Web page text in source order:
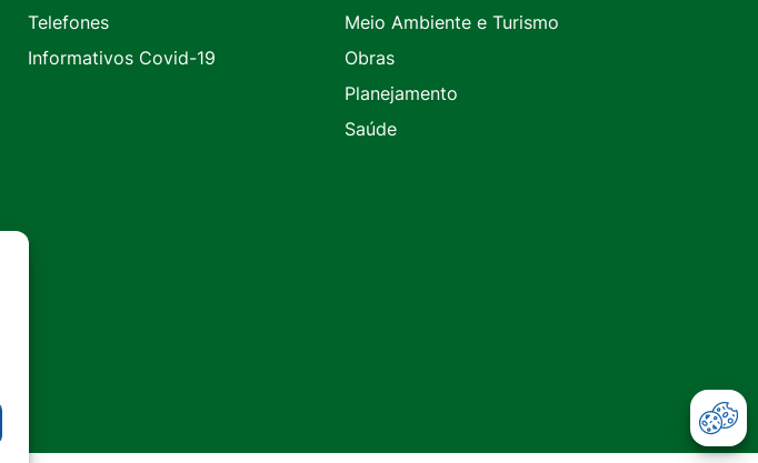
Telefones
Informativos Covid-19
Meio Ambiente e Turismo
Obras
Planejamento
Saúde